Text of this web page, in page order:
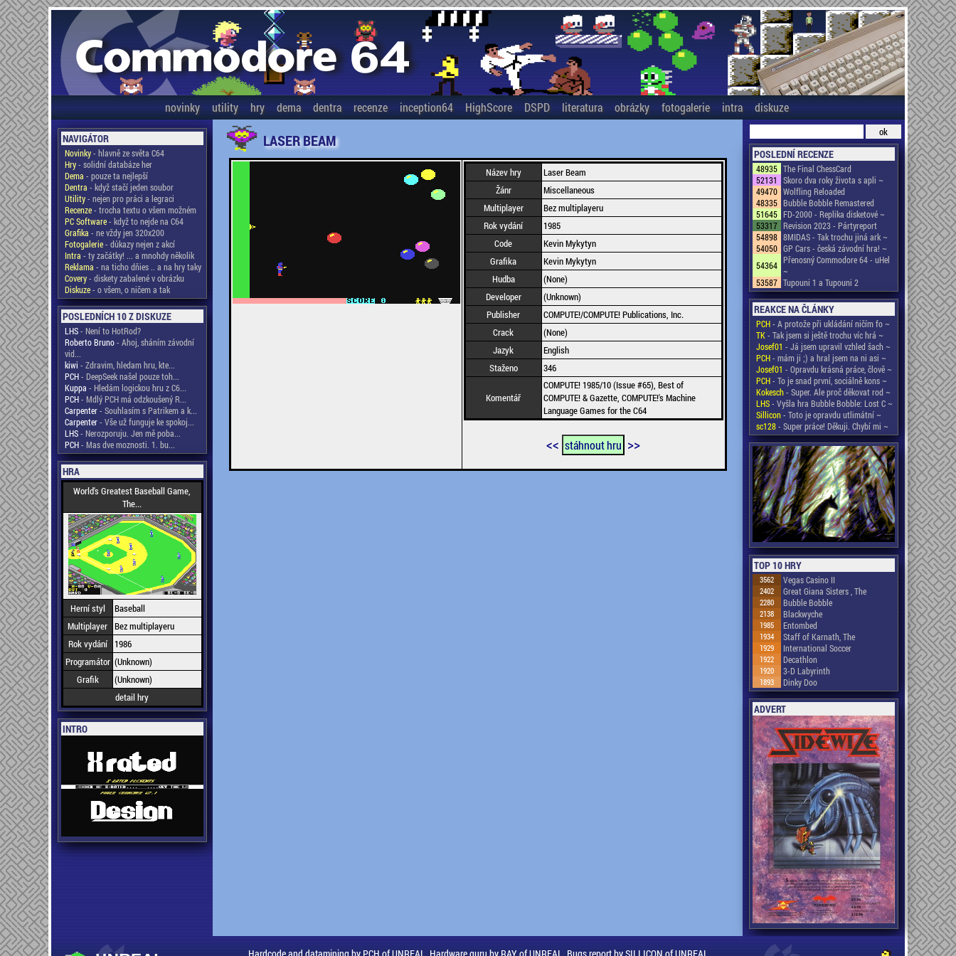
novinky utility hry dema dentra recenze inception64 HighScore DSPD literatura obrázky fotogalerie intra diskuze
NAVIGÁTOR
Novinky- hlavně ze světa C64
Hry- solidní databáze her
Dema - pouze ta nejlepší
Dentra - když stačí jeden soubor
Utility- nejen pro práci a legraci
Recenze- trocha textu o všem možném
PC Software- když to nejde na C64
Grafika - ne vždy jen 320x200
Fotogalerie- důkazy nejen z akcí
Intra - ty začátky! ... a mnohdy několik
Reklama - na ticho dňies .. a na hry taky
Covery- diskety zabalené v obrázku
Diskuze- o všem, o ničem a tak
POSLEDNÍCH 10 Z DISKUZE
LHS- Není to HotRod?
Roberto Bruno- Ahoj, sháním závodní
vid...
kiwi - Zdravim, hledam hru, kte...
PCH- DeepSeek našel pouze toh...
Kuppa - Hledám logickou hru z C6...
PCH- Mdlý PCH má odzkoušený R...
Carpenter- Souhlasím s Patrikem a k...
Carpenter- Vše už funguje ke spokoj...
LHS- Nerozporuju. Jen mě poba...
PCH- Mas dve moznosti. 1. bu...
HRA
World's Greatest Baseball Game,
The...
Herní styl
Baseball
Multiplayer Bez multiplayeru
Rok vydání
1986
Programátor (Unknown)
Grafik
(Unknown)
detail hry
INTRO
LASER BEAM
Název hry
Laser Beam
Žánr
Miscellaneous
Multiplayer
Bez multiplayeru
Rok vydání
1985
Code
Kevin Mykytyn
Grafika
Kevin Mykytyn
Hudba
(None)
Developer
(Unknown)
Publisher
COMPUTE!/COMPUTE! Publications, Inc.
Crack
(None)
Jazyk
English
Staženo
346
Komentář
COMPUTE! 1985/10 (Issue #65), Best of
COMPUTE! & Gazette, COMPUTE!'s Machine
Language Games for the C64
<< stáhnout hru >>
POSLEDNÍ RECENZE
48935 The Final ChessCard
52131
Skoro dva roky života s apli ~
49470 Wolfling Reloaded
48335 Bubble Bobble Remastered
51645 FD-2000 - Replika disketové ~
53317 Revision 2023 - Pártyreport
54898 8MIDAS - Tak trochu jiná ark ~
54050 GP Cars - česká závodní hra! ~
54364 Přenosný Commodore 64 - uHel
~
53587 Tupouni 1 a Tupouni 2
REAKCE NA ČLÁNKY
PCH- A protože při ukládání ničím fo ~
TK- Tak jsem si ještě trochu víc hrá ~
Josef01 - Já jsem upravil vzhled šach ~
PCH- mám ji ;) a hral jsem na ni asi ~
Josef01 - Opravdu krásná práce, člově ~
PCH- To je snad první, sociálně kons ~
Kokesch- Super. Ale proč děkovat rod ~
LHS- Vyšla hra Bubble Bobble: Lost C ~
Sillicon- Toto je opravdu utlimátní ~
sc128- Super práce! Děkuji. Chybí mi ~
TOP 10 HRY
3562 Vegas Casino II
2402 Great Giana Sisters , The
2280 Bubble Bobble
2138 Blackwyche
1985 Entombed
1934 Staff of Karnath, The
1929 International Soccer
1922 Decathlon
1920 3-D Labyrinth
1893 Dinky Doo
ADVERT